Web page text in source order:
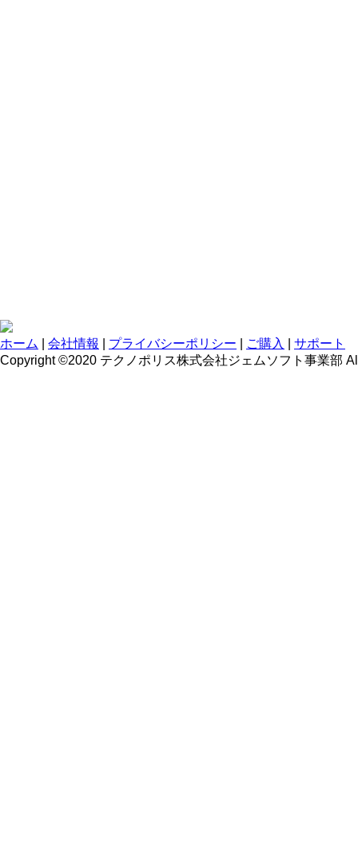
ホーム 会社情報 プライバシーポリシー ご購入
サポート
Copyright ©2020 テクノポリス株式会社ジェムソフト事業部